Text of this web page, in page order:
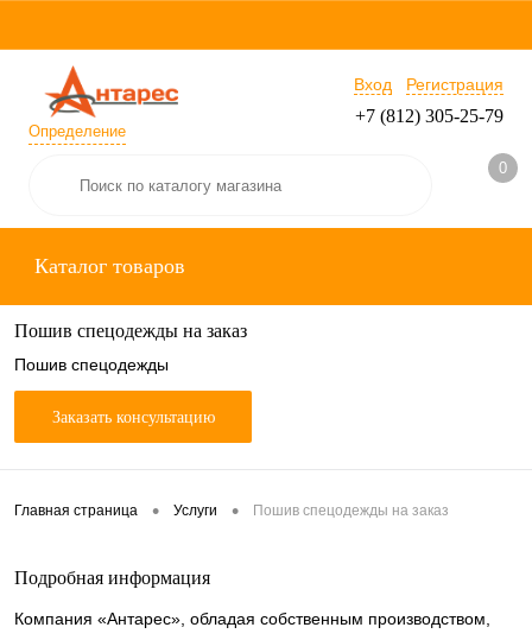
Определение
Вход Регистрация
+7 (812) 305-25-79
0
Каталог товаров
Пошив спецодежды на заказ
Пошив спецодежды
Заказать консультацию
Главная страница • Услуги • Пошив спецодежды на заказ
Подробная информация
Компания «Антарес», обладая собственным производством,